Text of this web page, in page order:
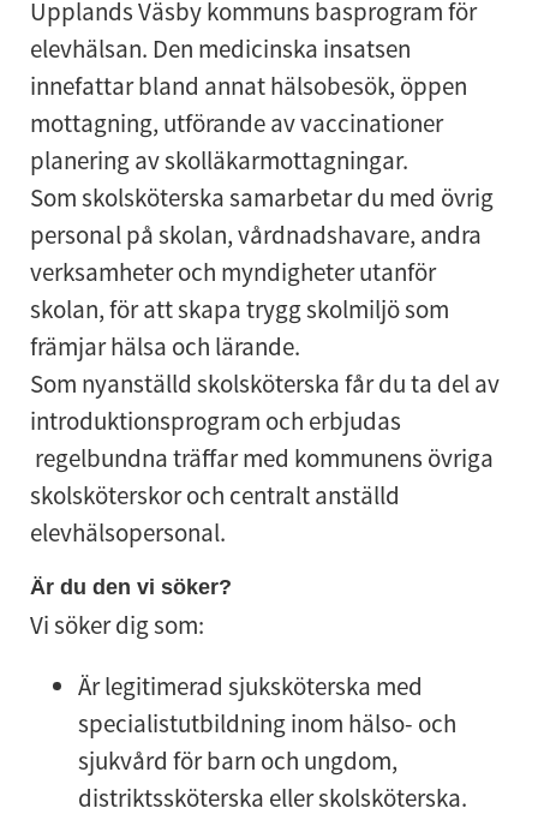
Upplands Väsby kommuns basprogram för
elevhälsan. Den medicinska insatsen
innefattar bland annat hälsobesök, öppen
mottagning, utförande av vaccinationer
planering av skolläkarmottagningar.
Som skolsköterska samarbetar du med övrig
personal på skolan, vårdnadshavare, andra
verksamheter och myndigheter utanför
skolan, för att skapa trygg skolmiljö som
främjar hälsa och lärande.
Som nyanställd skolsköterska får du ta del av
introduktionsprogram och erbjudas
regelbundna träffar med kommunens övriga
skolsköterskor och centralt anställd
elevhälsopersonal.
Är du den vi söker?
Vi söker dig som:
Är legitimerad sjuksköterska med
specialistutbildning inom hälso- och
sjukvård för barn och ungdom,
distriktssköterska eller skolsköterska.